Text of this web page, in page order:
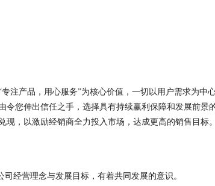
注产品，用心服务”为核心价值，一切以用户需求为中
令您伸出信任之手，选择具有持续赢利保障和发展前
现，以激励经销商全力投入市场，达成更高的销售目标。
经营理念与发展目标，有着共同发展的意识。